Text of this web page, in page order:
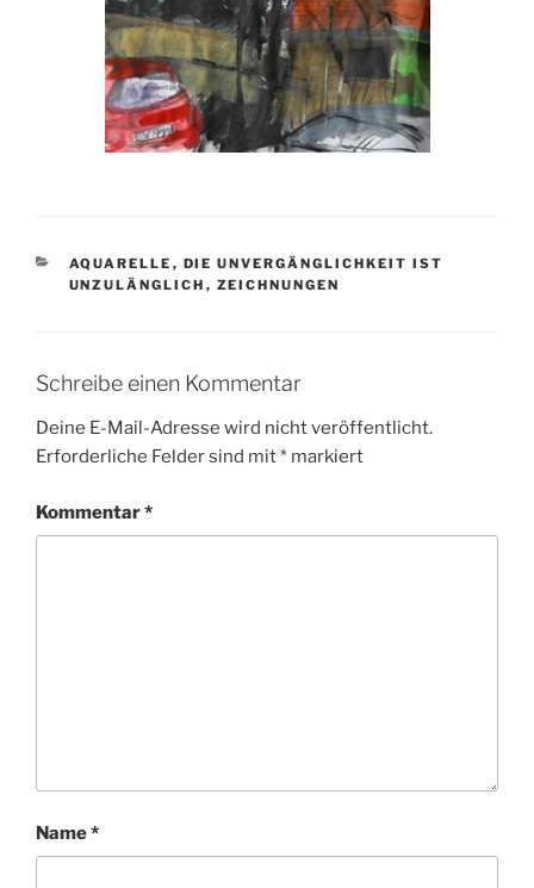
KATEGORIEN
AQUARELLE , DIE UNVERGÄNGLICHKEIT IST
UNZULÄNGLICH , ZEICHNUNGEN
Schreibe einen Kommentar
Deine E-Mail-Adresse wird nicht veröffentlicht.
Erforderliche Felder sind mit* markiert
Kommentar*
Name*